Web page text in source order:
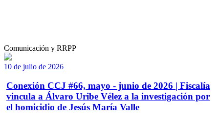
Comunicación y RRPP
10 de julio de 2026
Conexión CCJ #66, mayo - junio de 2026 | Fiscalía
vincula a Álvaro Uribe Vélez a la investigación por
el homicidio de Jesús María Valle